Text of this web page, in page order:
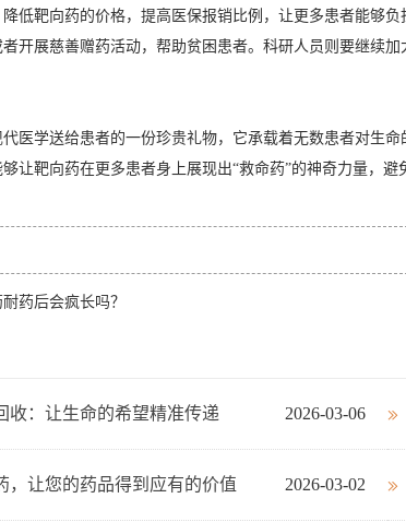
低靶向药的价格，提高医保报销比例，让更多患者能够
开展慈善赠药活动，帮助贫困患者。科研人员则要继续
医学送给患者的一份珍贵礼物，它承载着无数患者对生
让靶向药在更多患者身上展现出“救命药”的神奇力量，避
药后会疯长吗？
2026-03-06
收：让生命的希望精准传递
2026-03-02
，让您的药品得到应有的价值